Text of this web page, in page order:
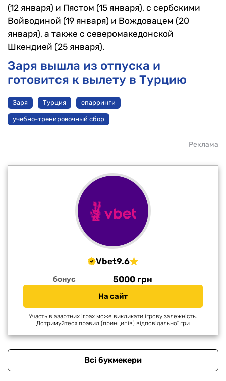
(12 января) и Пястом (15 января), с сербскими
Войводиной (19 января) и Вождовацем (20
января), а также с северомакедонской
Шкендией (25 января).
Заря вышла из отпуска и
готовится к вылету в Турцию
Заря Турция спарринги
учебно-тренировочный сбор
Реклама
Vbet9.6
бонус 5000 грн
На сайт
Участь в азартних іграх може викликати ігрову залежність.
Дотримуйтеся правил (принципів) відповідальної гри
Всі букмекери